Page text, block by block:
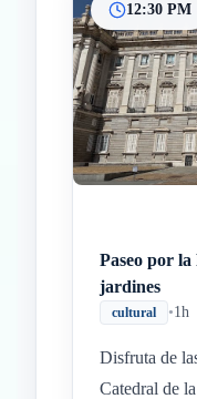
12:30 PM
Paseo por
jardines
cultural •1h
Disfruta de
Catedral de